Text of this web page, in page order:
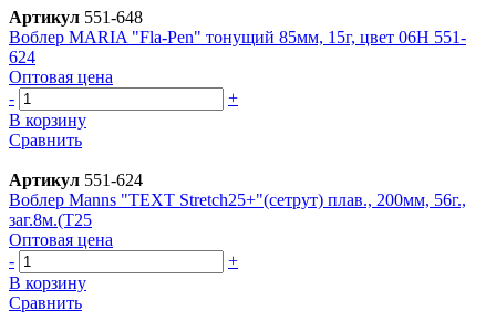
Артикул 551-648
Воблер MARIA "Fla-Pen" тонущий 85мм, 15г, цвет 06Н 551-
624
Оптовая цена
-
+
В корзину
Сравнить
Артикул 551-624
Воблер Manns "TEXT Stretch25+"(сетрут) плав., 200мм, 56г.,
заг.8м.(T25
Оптовая цена
-
+
В корзину
Сравнить